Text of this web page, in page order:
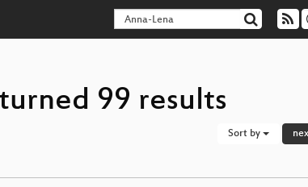
99 results
Sort by